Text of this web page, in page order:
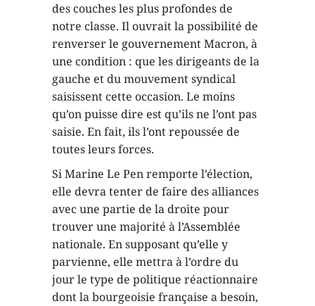
des couches les plus profondes de
notre classe. Il ouvrait la possibilité de
renverser le gouvernement Macron, à
une condition : que les dirigeants de la
gauche et du mouvement syndical
saisissent cette occasion. Le moins
qu’on puisse dire est qu’ils ne l’ont pas
saisie. En fait, ils l’ont repoussée de
toutes leurs forces.
Si Marine Le Pen remporte l’élection,
elle devra tenter de faire des alliances
avec une partie de la droite pour
trouver une majorité à l’Assemblée
nationale. En supposant qu’elle y
parvienne, elle mettra à l’ordre du
jour le type de politique réactionnaire
dont la bourgeoisie française a besoin,